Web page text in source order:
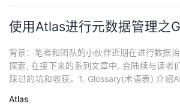
使用Atlas进行元数据管理之
背景：笔者和团队的小伙伴近期在进行数据
探索, 在接下来的系列文章中, 会陆续与读者
踩过的坑和收获。1. Glossary(术语表) 介绍
便业务用户在使用的时候，即使在不同的上
Atlas